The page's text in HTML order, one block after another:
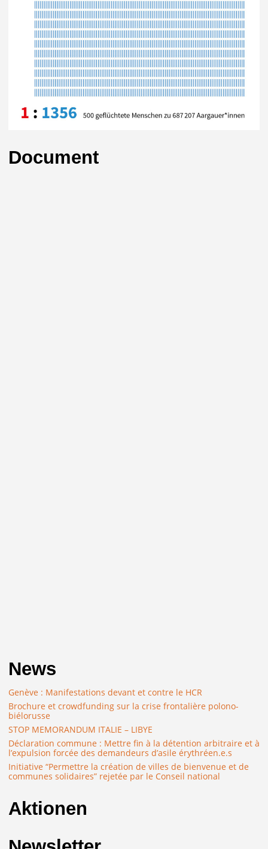
Document
News
Genève : Manifestations devant et contre le HCR
Brochure et crowdfunding sur la crise frontalière polono-
biélorusse
STOP MEMORANDUM ITALIE – LIBYE
Déclaration commune : Mettre fin à la détention arbitraire et à
l’expulsion forcée des demandeurs d’asile érythréen.e.s
Initiative “Permettre la création de villes de bienvenue et de
communes solidaires” rejetée par le Conseil national
Aktionen